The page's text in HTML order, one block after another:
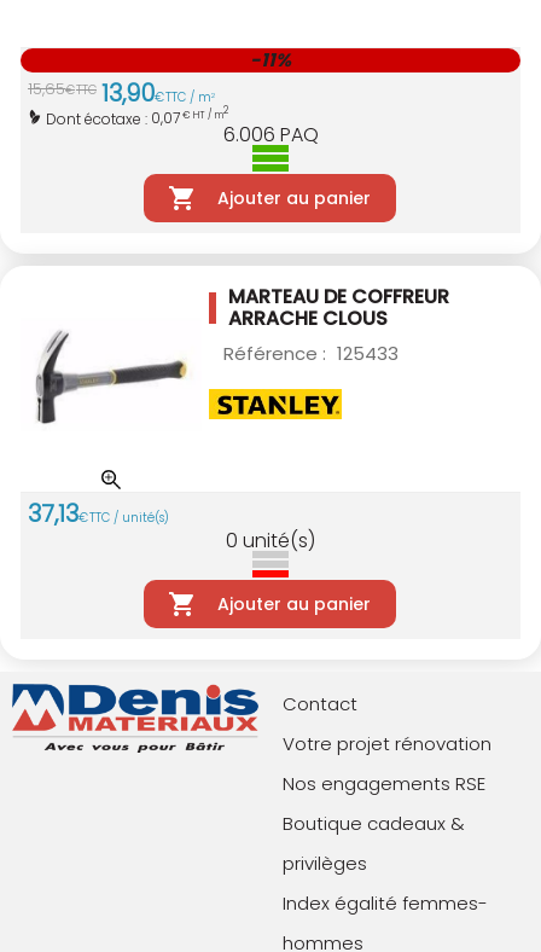
15,65€TTC 13,90€TTC / m2
Dont écotaxe : 0,07€ HT / m2
-11%
6.006 PAQ
Ajouter au panier
MARTEAU DE COFFREUR
ARRACHE CLOUS
Référence : 125433
37,13€TTC / unité(s)
0 unité(s)
Ajouter au panier
Contact
Votre projet rénovation
Nos engagements RSE
Boutique cadeaux &
privilèges
Index égalité femmes-
hommes